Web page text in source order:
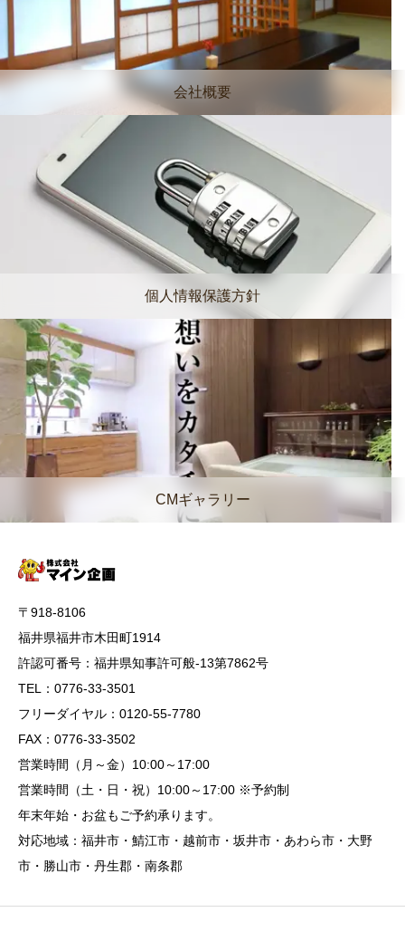
会社概要
個人情報保護方針
CMギャラリー
〒918-8106
福井県福井市木田町1914
許認可番号：福井県知事許可般-13第7862号
TEL：0776-33-3501
フリーダイヤル：0120-55-7780
FAX：0776-33-3502
営業時間（月～金）10:00～17:00
営業時間（土・日・祝）10:00～17:00 ※予約制
年末年始・お盆もご予約承ります。
対応地域：福井市・鯖江市・越前市・坂井市・あわら市・大野
市・勝山市・丹生郡・南条郡